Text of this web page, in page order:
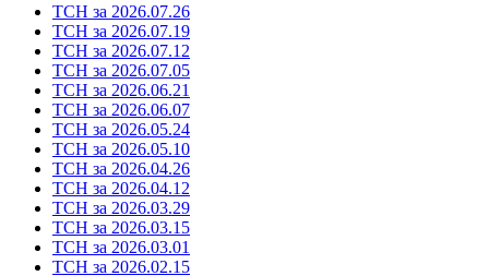
ТСН за 2026.07.26
ТСН за 2026.07.19
ТСН за 2026.07.12
ТСН за 2026.07.05
ТСН за 2026.06.21
ТСН за 2026.06.07
ТСН за 2026.05.24
ТСН за 2026.05.10
ТСН за 2026.04.26
ТСН за 2026.04.12
ТСН за 2026.03.29
ТСН за 2026.03.15
ТСН за 2026.03.01
ТСН за 2026.02.15